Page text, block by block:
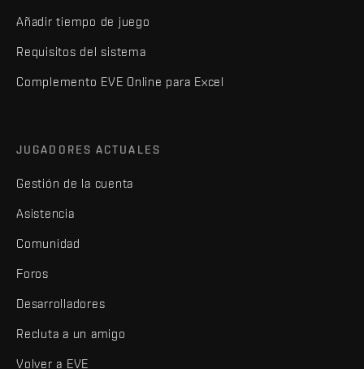
Añadir tiempo de juego
Requisitos del sistema
Complemento EVE Online para Excel
JUGADORES ACTUALES
Gestión de la cuenta
Asistencia
Comunidad
Foros
Desarrolladores
Recluta a un amigo
Volver a EVE